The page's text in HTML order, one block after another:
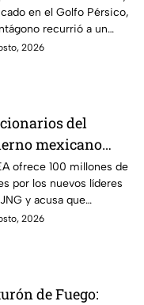
a sus tropas ideas
castigar a Teherán
en el Golfo Pérsico,
recurrió a un
correo masivo
2026
del
mexicano
a cárteles:
ofrece 100 millones de
por los nuevos líderes
y acusa que
mexicanos
2026
de Fuego: